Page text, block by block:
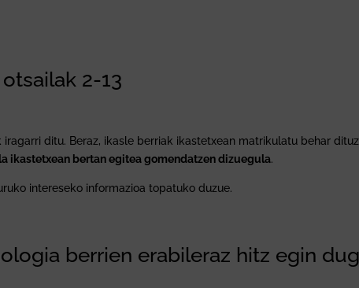
2-13
ditu. Beraz, ikasle berriak ikastetxean matrikulatu behar
ikastetxean bertan egitea gomendatzen dizuegula.
intereseko informazioa topatuko duzue.
berrien erabileraz hitz egin